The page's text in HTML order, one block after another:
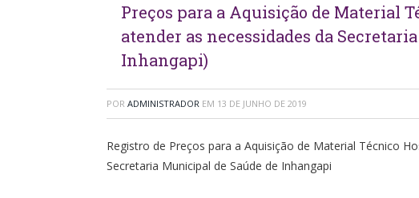
Preços para a Aquisição de Material
atender as necessidades da
Inhangapi)
POR ADMINISTRADOR EM 13 DE JUNHO DE 2019
Registro de Preços para a Aquisição de Material Técnico
Secretaria Municipal de Saúde de Inhangapi